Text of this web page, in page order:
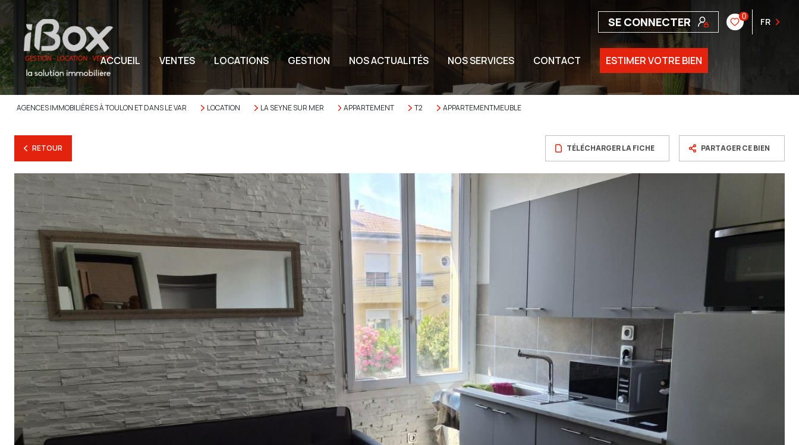
SE CONNECTER 0 FR
ACCUEIL VENTES LOCATIONS GESTION NOS ACTUALITÉS NOS SERVICES CONTACT ESTIMER VOTRE BIEN
AGENCES IMMOBILIÈRES À TOULON ET DANS LE VAR LOCATION LA SEYNE SUR MER APPARTEMENT T2 APPARTEMENTMEUBLE
RETOUR TÉLÉCHARGER LA FICHE PARTAGER CE BIEN